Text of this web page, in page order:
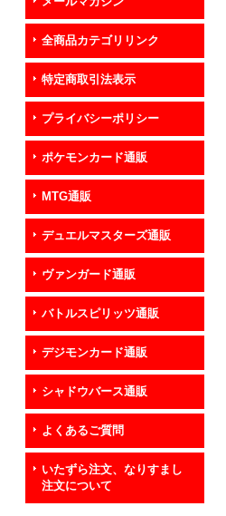
全商品カテゴリリンク
特定商取引法表示
プライバシーポリシー
ポケモンカード通販
MTG通販
デュエルマスターズ通販
ヴァンガード通販
バトルスピリッツ通販
デジモンカード通販
シャドウバース通販
よくあるご質問
いたずら注文、なりすまし
注文について